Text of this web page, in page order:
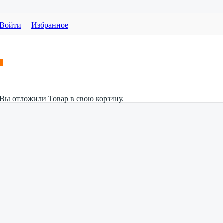
Избранное
отложили Товарв свою корзину.